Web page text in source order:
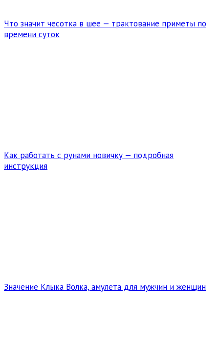
Что значит чесотка в шее — трактование приметы по
времени суток
Как работать с рунами новичку — подробная
инструкция
Значение Клыка Волка, амулета для мужчин и женщин